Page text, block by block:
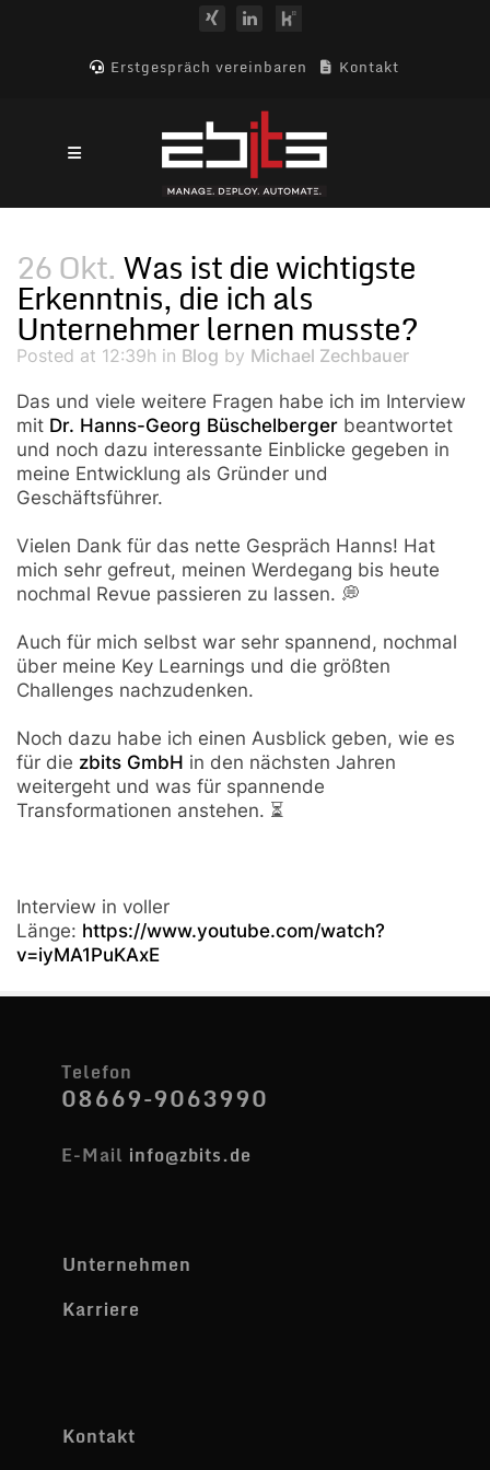
Erstgespräch vereinbaren Kontakt
26 Okt.Was ist die wichtigste
Erkenntnis, die ich als
Unternehmer lernen musste?
Posted at 12:39h in Blog by Michael Zechbauer
Das und viele weitere Fragen habe ich im Interview
mit Dr. Hanns-Georg Büschelberger beantwortet
und noch dazu interessante Einblicke gegeben in
meine Entwicklung als Gründer und
Geschäftsführer.
Vielen Dank für das nette Gespräch Hanns! Hat
mich sehr gefreut, meinen Werdegang bis heute
nochmal Revue passieren zu lassen. 💭
Auch für mich selbst war sehr spannend, nochmal
über meine Key Learnings und die größten
Challenges nachzudenken.
Noch dazu habe ich einen Ausblick geben, wie es
für die zbits GmbH in den nächsten Jahren
weitergeht und was für spannende
Transformationen anstehen. ⏳
Interview in voller
Länge: https://www.youtube.com/watch?
v=iyMA1PuKAxE
Telefon
08669-9063990
E-Mail info@zbits.de
Unternehmen
Karriere
Kontakt